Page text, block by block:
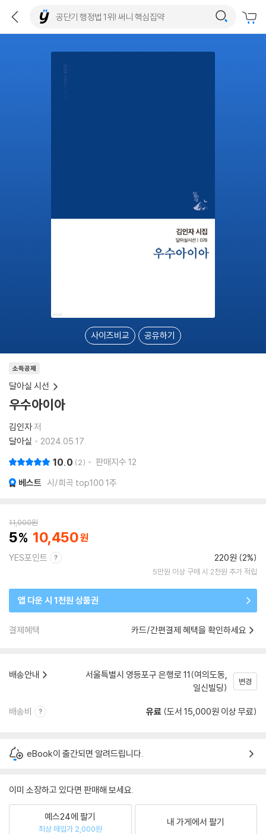
사이즈비교 공유하기
소득공제
달아실 시선
우수아이아
김인자저
달아실
2024.05.17.
10.0 2 판매지수 12
베스트 시/희곡 top100 1주
11,000원
5 10,450
YES포인트 220원 (2%)
5만원 이상 구매 시 2천원 추가 적립
앱 다운 시 1천원 상품권
결제혜택 카드/간편결제 혜택을 확인하세요
배송안내
서울특별시 영등포구 은행로 11(여의도동,
일신빌딩)
변경
배송비 유료 (도서 15,000원 이상 무료)
eBook이 출간되면 알려드립니다.
이미 소장하고 있다면 판매해 보세요.
예스24에 팔기
최상 매입가 2,000원
내 가게에서 팔기